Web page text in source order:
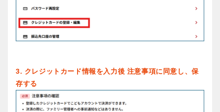
3. クレジットカード情報を入力後 注意事項に同意し、保
存する